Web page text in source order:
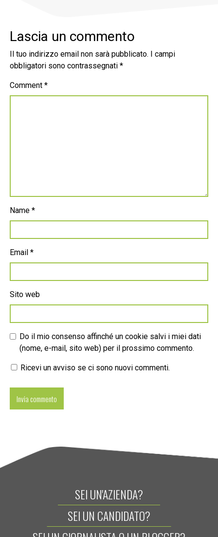
Lascia un commento
Il tuo indirizzo email non sarà pubblicato.
I campi
obbligatori sono contrassegnati *
Comment *
Name *
Email *
Sito web
Do il mio consenso affinché un cookie salvi i miei dati
(nome, e-mail, sito web) per il prossimo commento.
Ricevi un avviso se ci sono nuovi commenti.
SEI UN'AZIENDA?
SEI UN CANDIDATO?